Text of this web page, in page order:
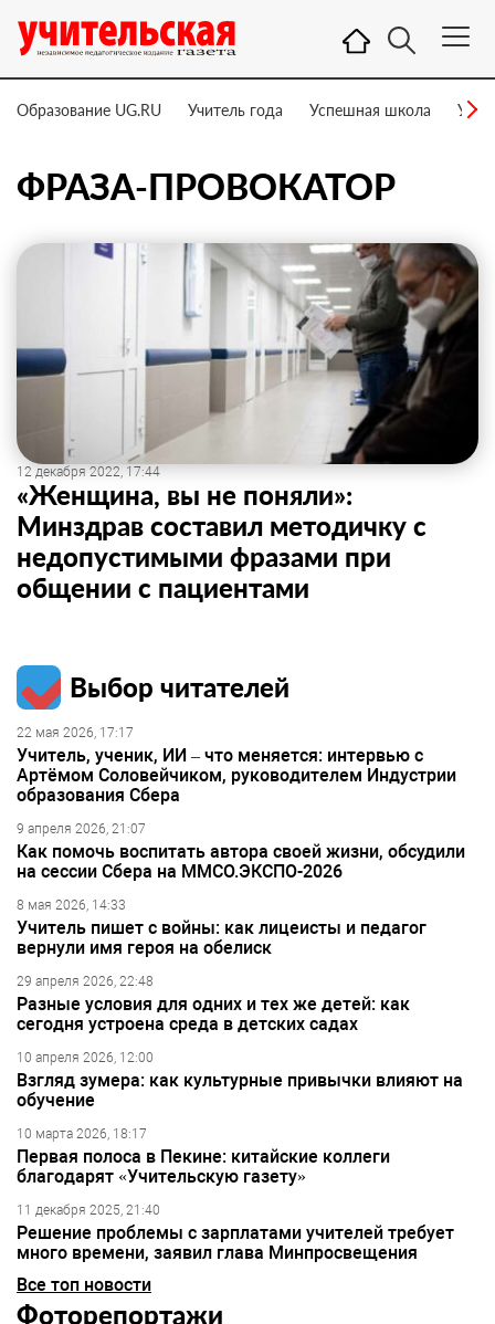
Образование UG.RU Учитель года Успешная школа
ФРАЗА-ПРОВОКАТОР
12 декабря 2022, 17:44
«Женщина, вы не поняли»:
Минздрав составил методичку с
недопустимыми фразами при
общении с пациентами
Выбор читателей
22 мая 2026, 17:17
Учитель, ученик, ИИ – что меняется: интервью с
Артёмом Соловейчиком, руководителем Индустрии
образования Сбера
9 апреля 2026, 21:07
Как помочь воспитать автора своей жизни, обсудили
на сессии Сбера на ММСО.ЭКСПО-2026
8 мая 2026, 14:33
Учитель пишет с войны: как лицеисты и педагог
вернули имя героя на обелиск
29 апреля 2026, 22:48
Разные условия для одних и тех же детей: как
сегодня устроена среда в детских садах
10 апреля 2026, 12:00
Взгляд зумера: как культурные привычки влияют на
обучение
10 марта 2026, 18:17
Первая полоса в Пекине: китайские коллеги
благодарят «Учительскую газету»
11 декабря 2025, 21:40
Решение проблемы с зарплатами учителей требует
много времени, заявил глава Минпросвещения
Все топ новости
Фоторепортажи